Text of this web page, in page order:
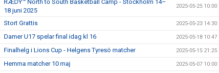
RÆDY™ North to South Basketball Camp - Stockholm 14–
18 juni 2025
2025-05-25 10:00
Stort Grattis 2025-05-23 14:30
Damer U17 spelar final idag kl 16 2025-05-18 10:47
Finalhelg i Lions Cup - Helgens Tyresö matcher 2025-05-15 21:25
Hemma matcher 10 maj 2025-05-07 10:00